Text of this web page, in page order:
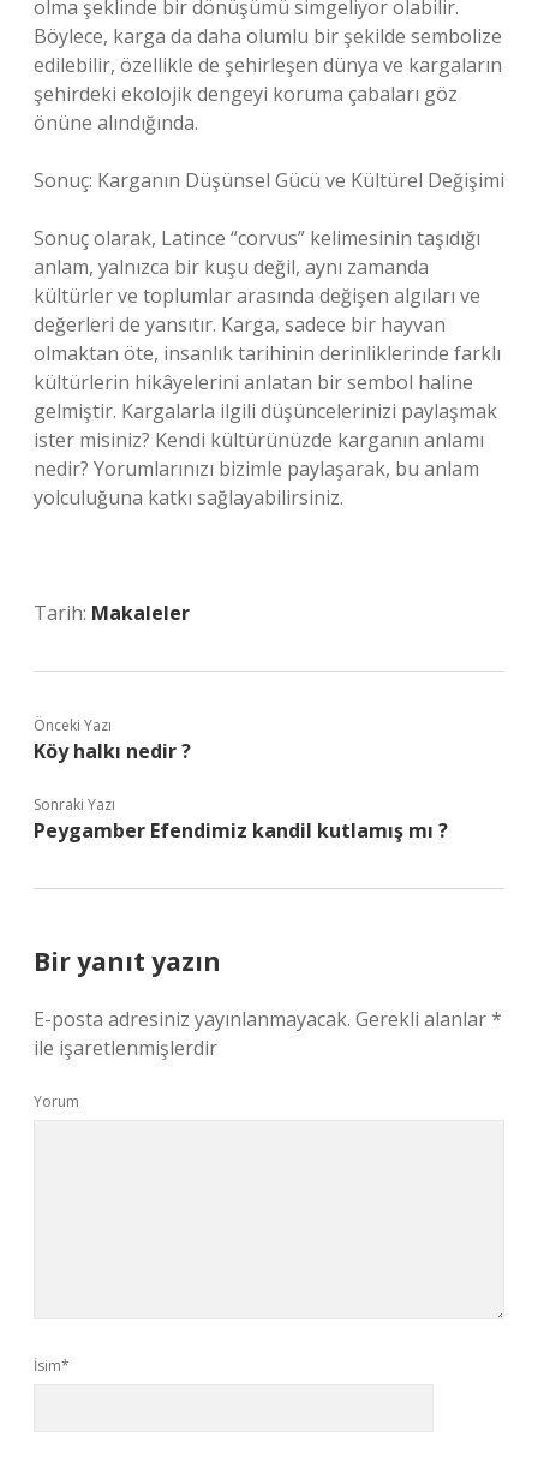
olma şeklinde bir dönüşümü simgeliyor olabilir.
Böylece, karga da daha olumlu bir şekilde sembolize
edilebilir, özellikle de şehirleşen dünya ve kargaların
şehirdeki ekolojik dengeyi koruma çabaları göz
önüne alındığında.
Sonuç: Karganın Düşünsel Gücü ve Kültürel Değişimi
Sonuç olarak, Latince “corvus” kelimesinin taşıdığı
anlam, yalnızca bir kuşu değil, aynı zamanda
kültürler ve toplumlar arasında değişen algıları ve
değerleri de yansıtır. Karga, sadece bir hayvan
olmaktan öte, insanlık tarihinin derinliklerinde farklı
kültürlerin hikâyelerini anlatan bir sembol haline
gelmiştir. Kargalarla ilgili düşüncelerinizi paylaşmak
ister misiniz? Kendi kültürünüzde karganın anlamı
nedir? Yorumlarınızı bizimle paylaşarak, bu anlam
yolculuğuna katkı sağlayabilirsiniz.
Tarih: Makaleler
Önceki Yazı
Köy halkı nedir ?
Sonraki Yazı
Peygamber Efendimiz kandil kutlamış mı ?
Bir yanıt yazın
E-posta adresiniz yayınlanmayacak. Gerekli alanlar*
ile işaretlenmişlerdir
Yorum
İsim*